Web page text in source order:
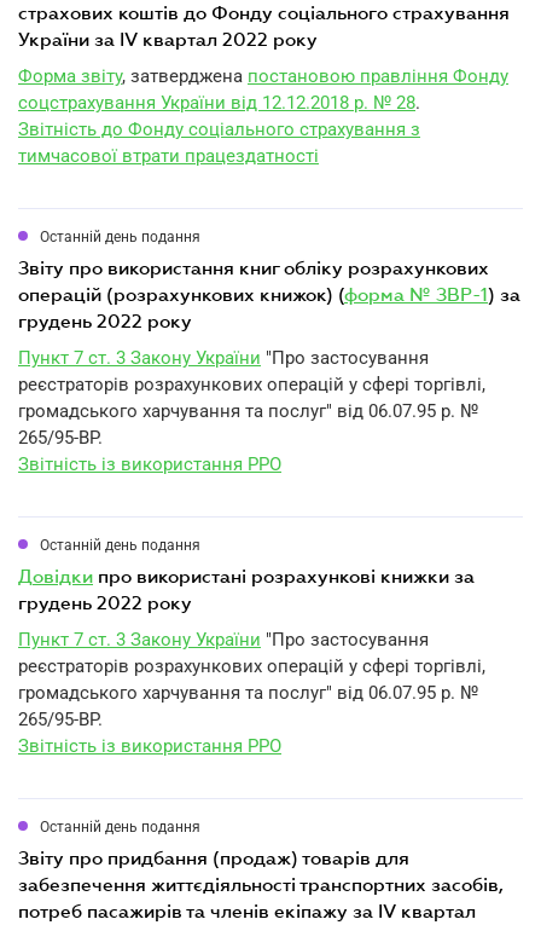
страхових коштів до Фонду соціального страхування
України за IV квартал 2022 року
Форма звіту, затверджена постановою правління Фонду
соцстрахування України від 12.12.2018 р. № 28.
Звітність до Фонду соціального страхування з
тимчасової втрати працездатності
Останній день подання
звіту про використання книг обліку розрахункових
операцій (розрахункових книжок) (форма № ЗВР-1) за
грудень 2022 року
Пункт 7 ст. 3 Закону України "Про застосування
реєстраторів розрахункових операцій у сфері торгівлі,
громадського харчування та послуг" від 06.07.95 р. №
265/95-ВР.
Звітність із використання РРО
Останній день подання
довідки про використані розрахункові книжки за
грудень 2022 року
Пункт 7 ст. 3 Закону України "Про застосування
реєстраторів розрахункових операцій у сфері торгівлі,
громадського харчування та послуг" від 06.07.95 р. №
265/95-ВР.
Звітність із використання РРО
Останній день подання
звіту про придбання (продаж) товарів для
забезпечення життєдіяльності транспортних засобів,
потреб пасажирів та членів екіпажу за IV квартал